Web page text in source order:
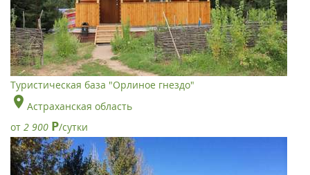
Туристическая база "Орлиное гнездо"
Астраханская область
от 2 900 Р/сутки